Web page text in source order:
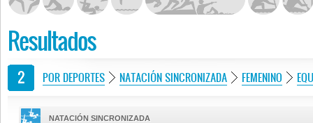
Resultados
POR DEPORTES NATACIÓN SINCRONIZADA FEMENINO
NATACIÓN SINCRONIZADA